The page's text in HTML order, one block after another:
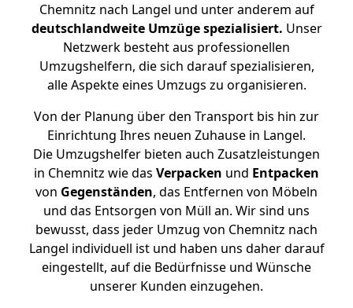
Chemnitz nach Langel und unter anderem auf
deutschlandweite Umzüge spezialisiert. Unser
Netzwerk besteht aus professionellen
Umzugshelfern, die sich darauf spezialisieren,
alle Aspekte eines Umzugs zu organisieren.
Von der Planung über den Transport bis hin zur
Einrichtung Ihres neuen Zuhause in Langel.
Die Umzugshelfer bieten auch Zusatzleistungen
in Chemnitz wie das Verpacken und Entpacken
von Gegenständen, das Entfernen von Möbeln
und das Entsorgen von Müll an. Wir sind uns
bewusst, dass jeder Umzug von Chemnitz nach
Langel individuell ist und haben uns daher darauf
eingestellt, auf die Bedürfnisse und Wünsche
unserer Kunden einzugehen.